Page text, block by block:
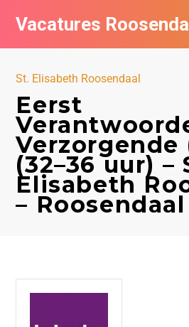
Vacatures
St. Elisabeth Roosendaal
Eerst
Verzorgende
(32–36 uur) –
Elisabeth
– Roosendaal
Vacatures bij bedrijven